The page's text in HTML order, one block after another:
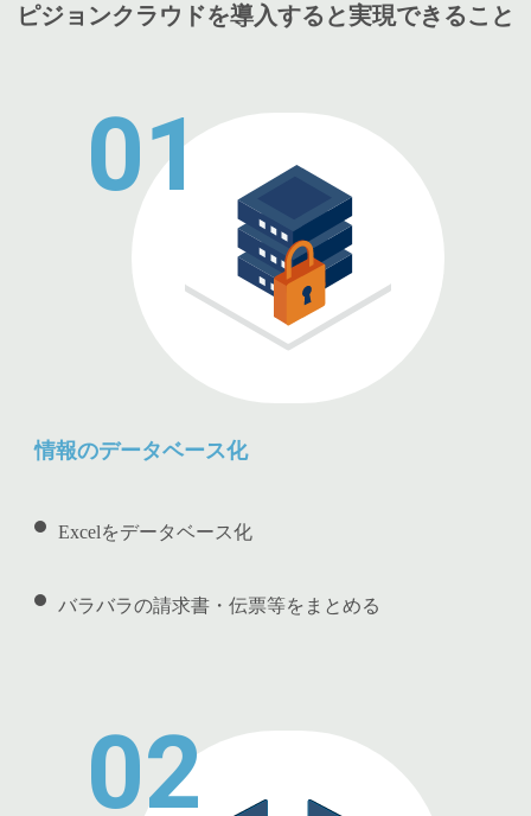
ピジョンクラウドを導入すると実現できること
01
情報のデータベース化
Excelをデータベース化
バラバラの請求書・伝票等をまとめる
02